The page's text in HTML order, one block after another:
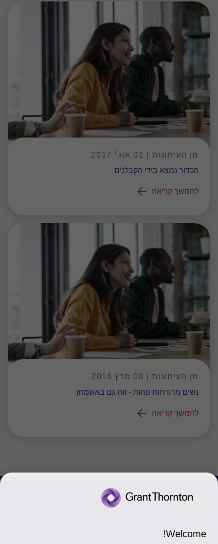
מן העיתונות | 01 אוג׳ 2017
הכדור נמצא בידי הקבלנים
להמשך קריאה
מן העיתונות | 08 מרץ 2016
נשים מרוויחות פחות - וזה גם באשמתן
להמשך קריאה
צור קשר
Welcome!